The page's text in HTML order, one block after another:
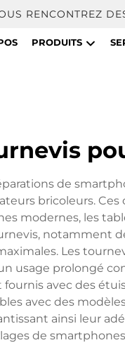
RENCONTREZ
PRODUITS
de
bricoleurs.
modernes, les
notamment
Les
usage prolongé
fournis avec des
avec des
ainsi leur
de